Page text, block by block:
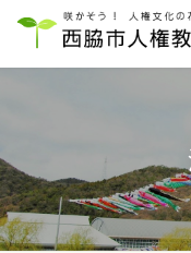
キ
ッ
プ
に
移
動